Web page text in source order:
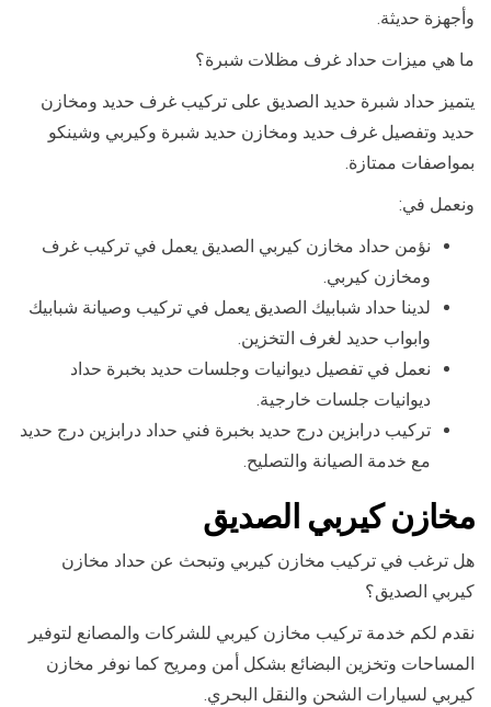
وأجهزة حديثة.
ما هي ميزات حداد غرف مظلات شبرة؟
يتميز حداد شبرة حديد الصديق على تركيب غرف حديد ومخازن
حديد وتفصيل غرف حديد ومخازن حديد شبرة وكيربي وشينكو
بمواصفات ممتازة.
ونعمل في:
نؤمن حداد مخازن كيربي الصديق يعمل في تركيب غرف
ومخازن كيربي.
لدينا حداد شبابيك الصديق يعمل في تركيب وصيانة شبابيك
وابواب حديد لغرف التخزين.
نعمل في تفصيل ديوانيات وجلسات حديد بخبرة حداد
ديوانيات جلسات خارجية.
تركيب درابزين درج حديد بخبرة فني حداد درابزين درج حديد
مع خدمة الصيانة والتصليح.
مخازن كيربي الصديق
هل ترغب في تركيب مخازن كيربي وتبحث عن حداد مخازن
كيربي الصديق؟
نقدم لكم خدمة تركيب مخازن كيربي للشركات والمصانع لتوفير
المساحات وتخزين البضائع بشكل أمن ومريح كما نوفر مخازن
كيربي لسيارات الشحن والنقل البحري.